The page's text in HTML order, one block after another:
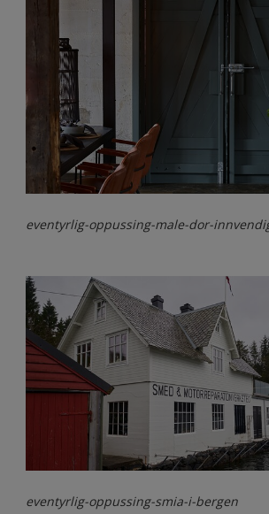
eventyrlig-oppussing-male-dor-
eventyrlig-oppussing-smia-i-bergen